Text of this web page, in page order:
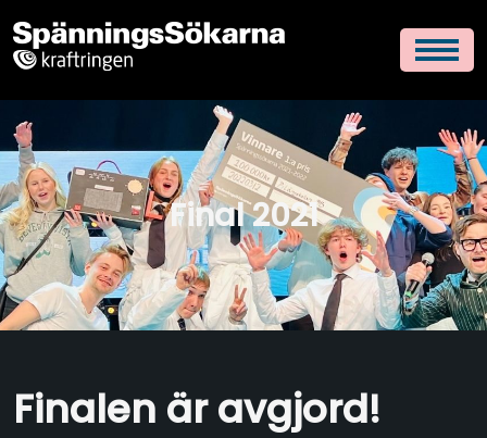
Final 2021
Finalen är avgjord!